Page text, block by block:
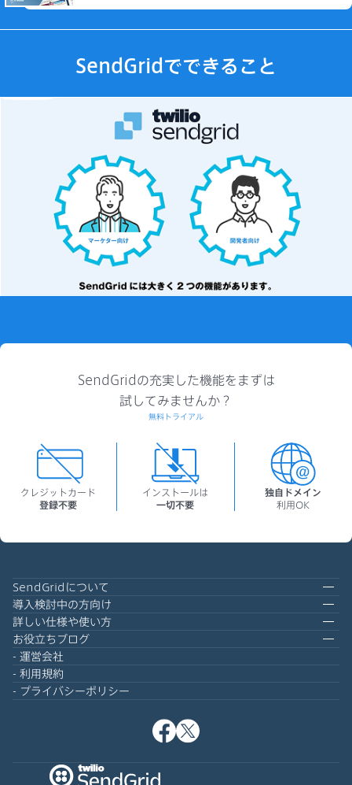
SendGridでできること
クレジットカード
登録不要
インストールは
一切不要
独自ドメイン
利用OK
SendGridの充実した機能をまずは
試してみませんか？
無料トライアル
SendGridについて
導入検討中の方向け
詳しい仕様や使い方
お役立ちブログ
運営会社
利用規約
プライバシーポリシー